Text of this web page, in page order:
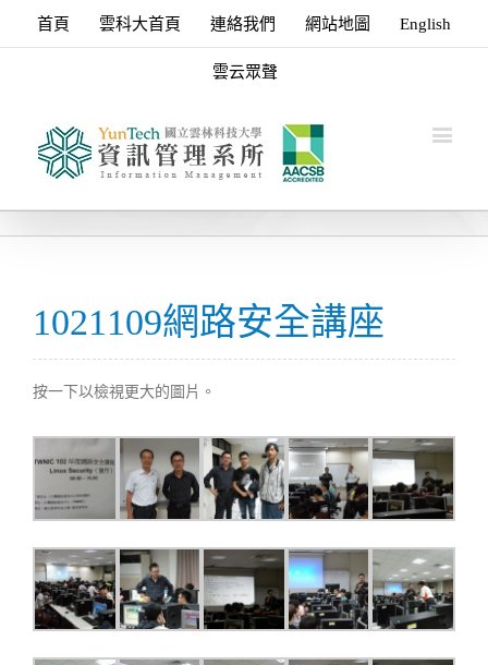
首頁 雲科大首頁 連絡我們 網站地圖 English
雲云眾聲
1021109網路安全講座
按一下以檢視更大的圖片。